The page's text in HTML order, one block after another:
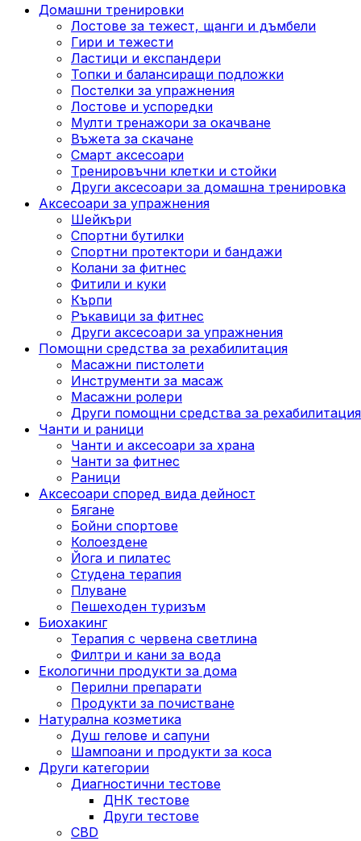
Домашни тренировки
Лостове за тежест, щанги и дъмбели
Гири и тежести
Ластици и експандери
Топки и балансиращи подложки
Постелки за упражнения
Лостове и успоредки
Мулти тренажори за окачване
Въжета за скачане
Смарт аксесоари
Тренировъчни клетки и стойки
Други аксесоари за домашна тренировка
Аксесоари за упражнения
Шейкъри
Спортни бутилки
Спортни протектори и бандажи
Колани за фитнес
Фитили и куки
Кърпи
Ръкавици за фитнес
Други аксесоари за упражнения
Помощни средства за рехабилитация
Масажни пистолети
Инструменти за масаж
Масажни ролери
Други помощни средства за рехабилитация
Чанти и раници
Чанти и аксесоари за храна
Чанти за фитнес
Раници
Аксесоари според вида дейност
Бягане
Бойни спортове
Колоездене
Йога и пилатес
Студена терапия
Плуване
Пешеходен туризъм
Биохакинг
Терапия с червена светлина
Филтри и кани за вода
Екологични продукти за дома
Перилни препарати
Продукти за почистване
Натурална козметика
Душ гелове и сапуни
Шампоани и продукти за коса
Други категории
Диагностични тестове
ДНК тестове
Други тестове
CBD